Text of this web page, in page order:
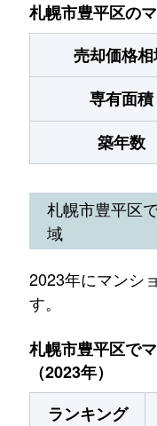
札幌市豊平区の
売却価格
専有面積
築年数
札幌市豊平区
域
2023年にマンシ
す。
札幌市豊平区で
（2023年）
ランキング